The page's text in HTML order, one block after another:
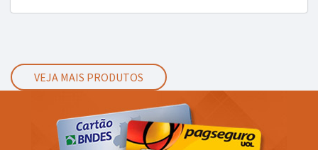
VEJA MAIS PRODUTOS